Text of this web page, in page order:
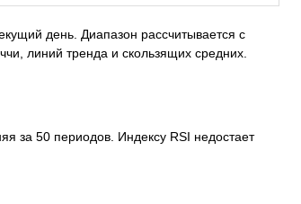
день. Диапазон рассчитывается с
линий тренда и скользящих средних.
за 50 периодов. Индексу RSI недостает